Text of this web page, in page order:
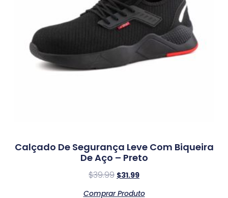
Calçado De Segurança Leve Com Biqueira
De Aço – Preto
$39.99 $31.99
Comprar Produto